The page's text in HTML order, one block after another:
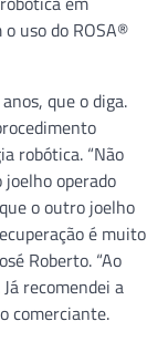
uso do ROSA®
que o diga.
robótica. “Não
joelho operado
o outro joelho
é muito
Roberto. “Ao
recomendei a
comerciante.